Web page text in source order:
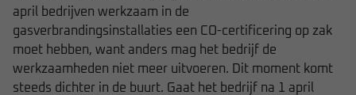
april bedrijven werkzaam in de
gasverbrandingsinstallaties een CO-certificering op zak
moet hebben, want anders mag het bedrijf de
werkzaamheden niet meer uitvoeren. Dit moment komt
steeds dichter in de buurt. Gaat het bedrijf na 1 april